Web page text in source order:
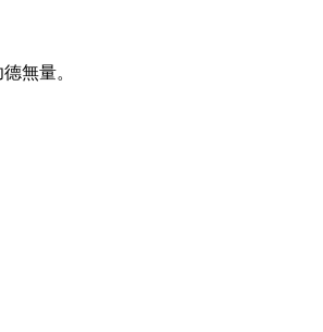
無量。